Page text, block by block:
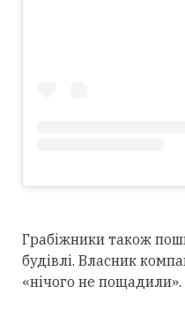
Грабіжники також
будівлі. Власник
«нічого не пощадили».